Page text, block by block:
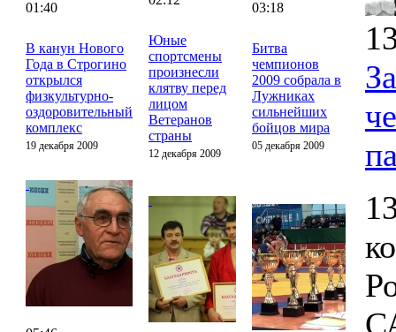
01:40
В канун Нового
Года в Строгино
открылся
физкультурно-
оздоровительный
комплекс
19 декабря 2009
Юные
спортсмены
произнесли
клятву перед
лицом
Ветеранов
страны
12 декабря 2009
03:18
Битва
чемпионов
2009 собрала в
Лужниках
сильнейших
бойцов мира
05 декабря 2009